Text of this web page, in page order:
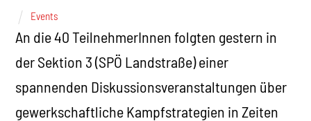
Events
An die 40 TeilnehmerInnen folgten gestern in
der Sektion 3 (SPÖ Landstraße) einer
spannenden Diskussionsveranstaltungen über
gewerkschaftliche Kampfstrategien in Zeiten